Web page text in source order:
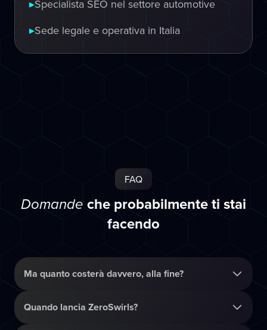
▸Specialista SEO nel settore automotive
▸Sede legale e operativa in Italia
FAQ
Domandeche probabilmente ti stai
facendo
Ma quanto costerà davvero, alla fine?
Quando lancia ZeroSwirls?